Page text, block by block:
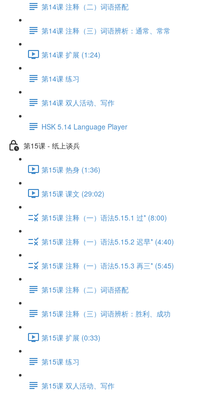
第14课 注释（二）词语搭配
第14课 注释（三）词语辨析：通常、常常
第14课 扩展 (1:24)
第14课 练习
第14课 双人活动、写作
HSK 5.14 Language Player
第15课 - 纸上谈兵
第15课 热身 (1:36)
第15课 课文 (29:02)
第15课 注释（一）语法5.15.1 过* (8:00)
第15课 注释（一）语法5.15.2 迟早* (4:40)
第15课 注释（一）语法5.15.3 再三* (5:45)
第15课 注释（二）词语搭配
第15课 注释（三）词语辨析：胜利、成功
第15课 扩展 (0:33)
第15课 练习
第15课 双人活动、写作